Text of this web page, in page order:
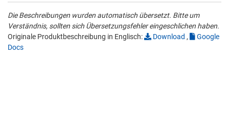
Die Beschreibungen wurden automatisch übersetzt. Bitte um
Verständnis, sollten sich Übersetzungsfehler eingeschlichen haben.
Originale Produktbeschreibung in Englisch:
Download ,
Google
Docs